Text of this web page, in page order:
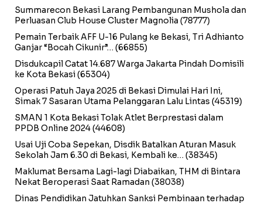
Summarecon Bekasi Larang Pembangunan Mushola dan
Perluasan Club House Cluster Magnolia (78777)
Pemain Terbaik AFF U-16 Pulang ke Bekasi, Tri Adhianto
Ganjar “Bocah Cikunir”… (66855)
Disdukcapil Catat 14.687 Warga Jakarta Pindah Domisili
ke Kota Bekasi(65304)
Operasi Patuh Jaya 2025 di Bekasi Dimulai Hari Ini,
Simak 7 Sasaran Utama Pelanggaran Lalu Lintas (45319)
SMAN 1 Kota Bekasi Tolak Atlet Berprestasi dalam
PPDB Online 2024(44608)
Usai Uji Coba Sepekan, Disdik Batalkan Aturan Masuk
Sekolah Jam 6.30 di Bekasi, Kembali ke… (38345)
Maklumat Bersama Lagi-lagi Diabaikan, THM di Bintara
Nekat Beroperasi Saat Ramadan (38038)
Dinas Pendidikan Jatuhkan Sanksi Pembinaan terhadap